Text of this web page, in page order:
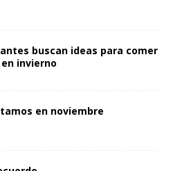
buscan ideas para comer
invierno
en noviembre